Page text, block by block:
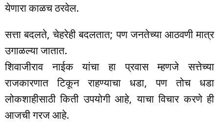
येणारा काळच ठरवेल.
सत्ता बदलते, चेहरेही बदलतात; पण जनतेच्या आठवणी मात्र
उगाळल्या जातात.
शिवाजीराव नाईक यांचा हा प्रवास म्हणजे सत्तेच्या
राजकारणात टिकून राहण्याचा धडा, पण तोच धडा
लोकशाहीसाठी किती उपयोगी आहे, याचा विचार करणे ही
आजची गरज आहे.